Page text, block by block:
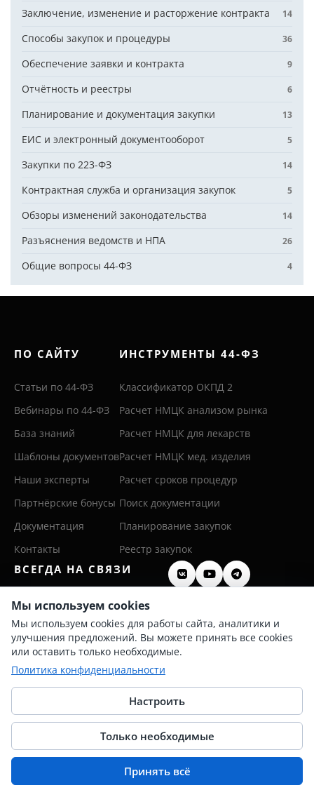
Заключение, изменение и расторжение контракта 14
Способы закупок и процедуры 36
Обеспечение заявки и контракта 9
Отчётность и реестры 6
Планирование и документация закупки 13
ЕИС и электронный документооборот 5
Закупки по 223-ФЗ 14
Контрактная служба и организация закупок 5
Обзоры изменений законодательства 14
Разъяснения ведомств и НПА 26
Общие вопросы 44-ФЗ 4
ПО САЙТУ
Статьи по 44-ФЗ
Вебинары по 44-ФЗ
База знаний
Шаблоны документов
Наши эксперты
Партнёрские бонусы
Документация
Контакты
ИНСТРУМЕНТЫ 44-ФЗ
Классификатор ОКПД 2
Расчет НМЦК анализом рынка
Расчет НМЦК для лекарств
Расчет НМЦК мед. изделия
Расчет сроков процедур
Поиск документации
Планирование закупок
Реестр закупок
ВСЕГДА НА СВЯЗИ
8 (800) 600 26 50
8 (342) 255 36 00
info@persis.ru
Политика конфиденциальности
Согласие на обработку ПД
Мы используем cookies
Мы используем cookies для работы сайта, аналитики и
улучшения предложений. Вы можете принять все cookies
или оставить только необходимые.
Политика конфиденциальности
Настроить
Только необходимые
Принять всё